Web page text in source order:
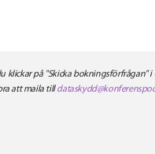
på "Skicka
att maila till